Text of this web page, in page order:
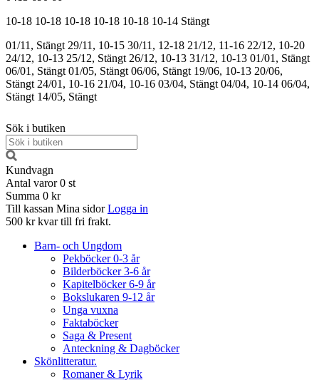
10-18 10-18 10-18 10-18 10-18 10-14 Stängt
01/11, Stängt 29/11, 10-15 30/11, 12-18 21/12, 11-16 22/12, 10-20
24/12, 10-13 25/12, Stängt 26/12, 10-13 31/12, 10-13 01/01, Stängt
06/01, Stängt 01/05, Stängt 06/06, Stängt 19/06, 10-13 20/06,
Stängt 24/01, 10-16 21/04, 10-16 03/04, Stängt 04/04, 10-14 06/04,
Stängt 14/05, Stängt
Sök i butiken
Kundvagn
Antal varor 0 st
Summa 0 kr
Till kassan Mina sidor Logga in
500 kr kvar till fri frakt.
Barn- och Ungdom
Pekböcker 0-3 år
Bilderböcker 3-6 år
Kapitelböcker 6-9 år
Bokslukaren 9-12 år
Unga vuxna
Faktaböcker
Saga & Present
Anteckning & Dagböcker
Skönlitteratur.
Romaner & Lyrik